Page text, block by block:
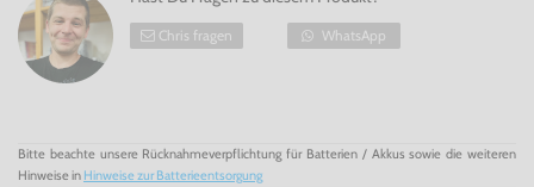
Chris fragen WhatsApp
Bitte beachte unsere Rücknahmeverpflichtung für Batterien / Akkus sowie die weiteren
Hinweise in Hinweise zur Batterieentsorgung